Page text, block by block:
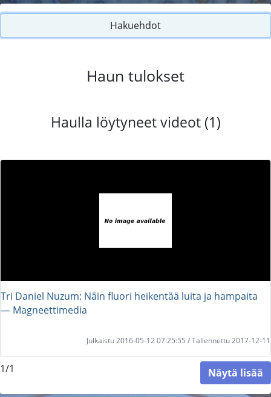
Hakuehdot
Haun tulokset
Haulla löytyneet videot (1)
Tri Daniel Nuzum: Näin fluori heikentää luita ja hampaita
― Magneettimedia
Julkaistu 2016-05-12 07:25:55 / Tallennettu 2017-12-11
1/1 Näytä lisää